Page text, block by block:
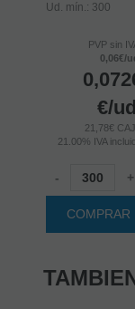
Ud. mín.: 300
PVP sin
0,06€/
€/
21,78€
21.00% IVA
- +
COMPRAR